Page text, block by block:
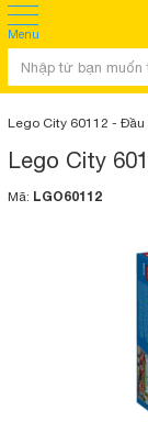
Menu
Lego City 60112 -
Lego City
Mã: LGO60112